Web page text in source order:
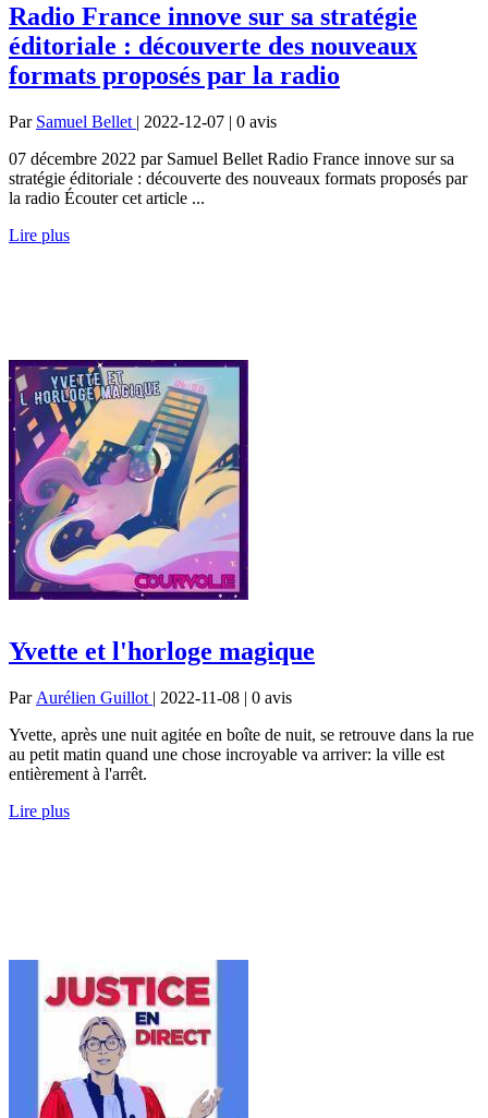
Radio France innove sur sa stratégie
éditoriale : découverte des nouveaux
formats proposés par la radio
Par Samuel Bellet | 2022-12-07 | 0 avis
07 décembre 2022 par Samuel Bellet Radio France innove sur sa
stratégie éditoriale : découverte des nouveaux formats proposés par
la radio Écouter cet article ...
Lire plus
Yvette et l'horloge magique
Par Aurélien Guillot | 2022-11-08 | 0 avis
Yvette, après une nuit agitée en boîte de nuit, se retrouve dans la rue
au petit matin quand une chose incroyable va arriver: la ville est
entièrement à l'arrêt.
Lire plus